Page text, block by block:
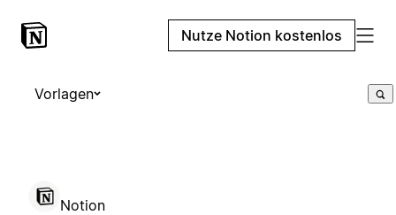
Nutze Notion kostenlos
Vorlagen
Notion